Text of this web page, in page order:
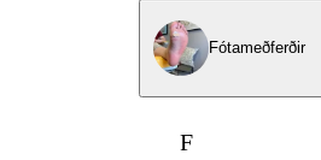
Fótameðferðir
F